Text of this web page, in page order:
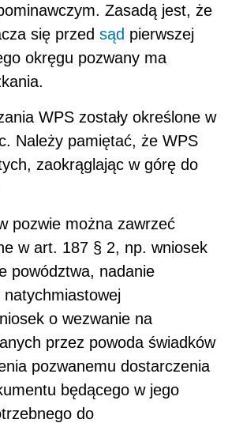
Zasadą jest, że
się przed sąd pierwszej
okręgu pozwany ma
WPS zostały określone w
Należy pamiętać, że WPS
zaokrąglając w górę do
pozwie można zawrzeć
w art. 187 § 2, np. wniosek
powództwa, nadanie
o wezwanie na
przez powoda świadków
pozwanemu dostarczenia
będącego w jego
do